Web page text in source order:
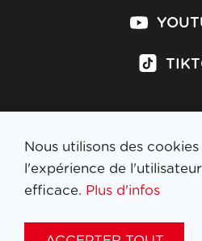
S'inscrire à la
Nous utilisons des
l'expérience de
efficace. Plus d'infos